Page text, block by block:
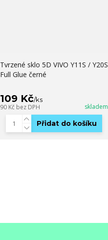
Tvrzené sklo 5D VIVO Y11S / Y20S
Full Glue černé
109 Kč/ks
90 Kč bez DPH skladem
Přidat do košíku